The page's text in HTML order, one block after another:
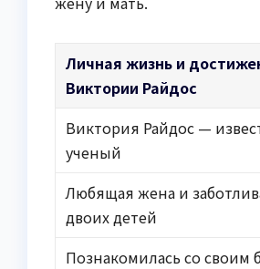
Личная жизнь и
Виктории Райдос
Виктория Райдос —
ученый
Любящая жена и
двоих детей
Познакомилась со своим